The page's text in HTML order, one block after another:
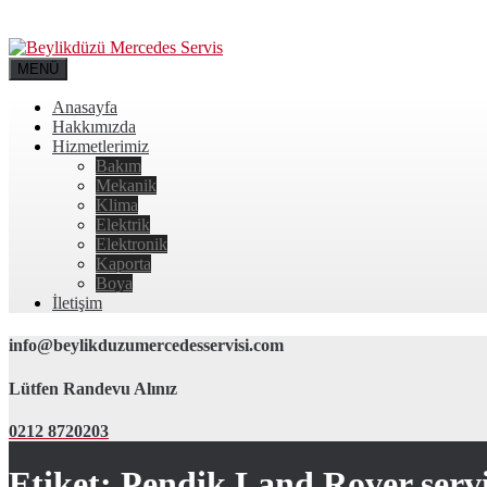
MENÜ
Anasayfa
Hakkımızda
Hizmetlerimiz
Bakım
Mekanik
Klima
Elektrik
Elektronik
Kaporta
Boya
İletişim
info@beylikduzumercedesservisi.com
Lütfen Randevu Alınız
0212 8720203